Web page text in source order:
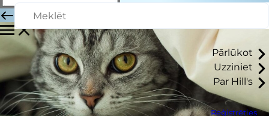
Pārlūkot
Uzziniet
Par Hill's
Reģistrēties